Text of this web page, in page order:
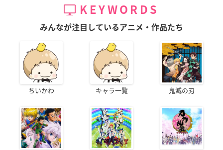
KEYWORDS
みんなが注目しているアニメ・作品たち
ちいかわ キャラ一覧 鬼滅の刃